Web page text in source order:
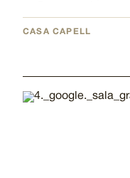
CASA CAPELL
Imatge